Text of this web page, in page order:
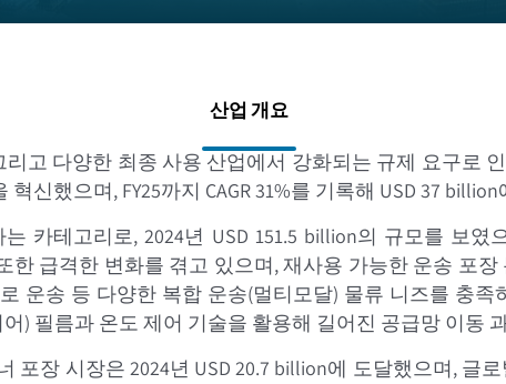
산업 개요
고 다양한 최종 사용 산업에서 강화되는 규제 요구로
신했으며, FY25까지 CAGR 31%를 기록해 USD 37
카테고리로, 2024년 USD 151.5 billion의 규모를 보였
한 급격한 변화를 겪고 있으며, 재사용 가능한 운송 포
운송 등 다양한 복합 운송(멀티모달) 물류 니즈를 충
) 필름과 온도 제어 기술을 활용해 길어진 공급망 이동
장 시장은 2024년 USD 20.7 billion에 도달했으며, 글